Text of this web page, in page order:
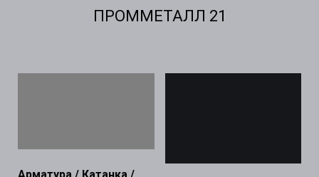
ПРОММЕТАЛЛ 21